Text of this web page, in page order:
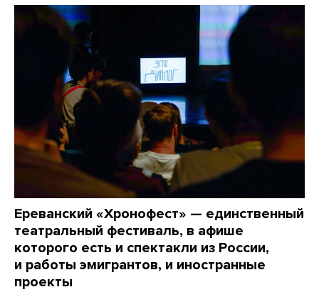
Ереванский «Хронофест» — единственный
театральный фестиваль, в афише
которого есть и спектакли из России,
и работы эмигрантов, и иностранные
проекты